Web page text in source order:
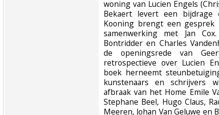
woning van Lucien Engels
Bekaert levert een
Kooning brengt een
samenwerking met Jan
Bontridder en Charles
de openingsrede van
retrospectieve over Lucien
boek herneemt
kunstenaars en schrijvers
afbraak van het Home Emile
Stephane Beel, Hugo Claus,
Meeren, Johan Van Geluwe en